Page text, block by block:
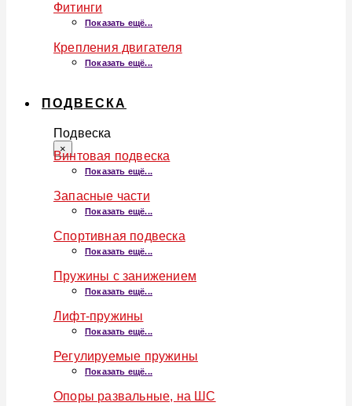
Фитинги
Показать ещё...
Крепления двигателя
Показать ещё...
ПОДВЕСКА
Подвеска
×
Винтовая подвеска
Показать ещё...
Запасные части
Показать ещё...
Спортивная подвеска
Показать ещё...
Пружины с занижением
Показать ещё...
Лифт-пружины
Показать ещё...
Регулируемые пружины
Показать ещё...
Опоры развальные, на ШС